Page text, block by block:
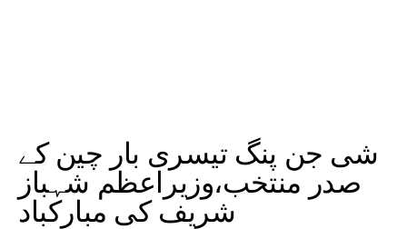
شی جن پنگ تیسری بار چین کے
صدر منتخب،وزیراعظم شہباز
شریف کی مبارکباد